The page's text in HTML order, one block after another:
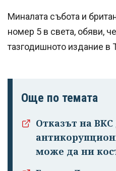
Миналата събота и
номер 5 в света, обяви,
тазгодишното издание в
Още по темата
Отказът на
може да ни